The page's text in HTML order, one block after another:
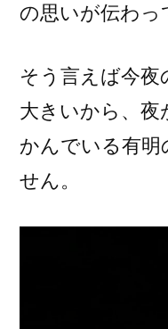
の思いが伝わっ
そう言えば今
大きいから、
かんでいる有明
せん。